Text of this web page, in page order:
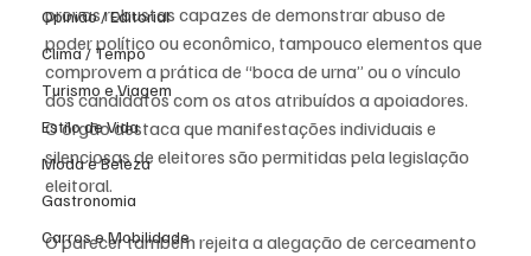
Opinião / Editorial
Clima / Tempo
Turismo e Viagem
Estilo de Vida
Moda e Beleza
Gastronomia
Carros e Mobilidade
provas robustas capazes de demonstrar abuso de
poder político ou econômico, tampouco elementos que
comprovem a prática de “boca de urna” ou o vínculo
dos candidatos com os atos atribuídos a apoiadores.
O órgão destaca que manifestações individuais e
silenciosas de eleitores são permitidas pela legislação
eleitoral.
O parecer também rejeita a alegação de cerceamento